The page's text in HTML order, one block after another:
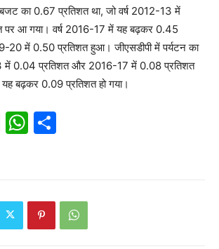
का 0.67 प्रतिशत था, जो वर्ष 2012-13 में
आ गया। वर्ष 2016-17 में यह बढ़कर 0.45
20 में 0.50 प्रतिशत हुआ। जीएसडीपी में पर्यटन का
में 0.04 प्रतिशत और 2016-17 में 0.08 प्रतिशत
बढ़कर 0.09 प्रतिशत हो गया।
E
W
A
p